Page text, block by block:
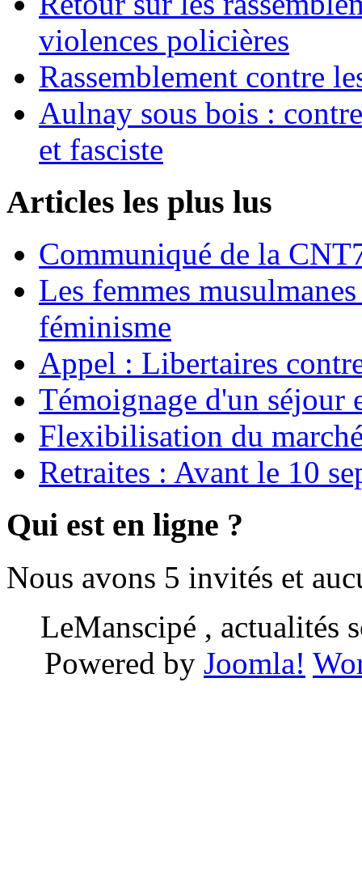
violences policières
Rassemblement contre
Aulnay sous bois :
et fasciste
Articles les plus lus
Communiqué de la
Les femmes
féminisme
Appel : Libertaires
Témoignage d'un séjour
Flexibilisation du
Retraites : Avant le 10
Qui est en ligne ?
Nous avons 5 invités et
LeManscipé , actualités
Powered by Joomla!